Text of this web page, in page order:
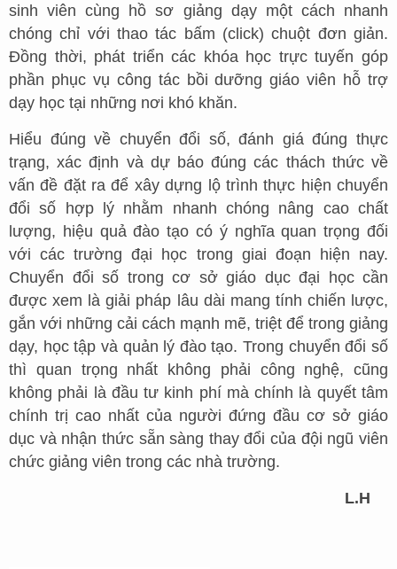
sinh viên cùng hồ sơ giảng dạy một cách nhanh
chóng chỉ với thao tác bấm (click) chuột đơn giản.
Đồng thời, phát triển các khóa học trực tuyến góp
phần phục vụ công tác bồi dưỡng giáo viên hỗ trợ
dạy học tại những nơi khó khăn.
Hiểu đúng về chuyển đổi số, đánh giá đúng thực
trạng, xác định và dự báo đúng các thách thức về
vấn đề đặt ra để xây dựng lộ trình thực hiện chuyển
đổi số hợp lý nhằm nhanh chóng nâng cao chất
lượng, hiệu quả đào tạo có ý nghĩa quan trọng đối
với các trường đại học trong giai đoạn hiện nay.
Chuyển đổi số trong cơ sở giáo dục đại học cần
được xem là giải pháp lâu dài mang tính chiến lược,
gắn với những cải cách mạnh mẽ, triệt để trong giảng
dạy, học tập và quản lý đào tạo. Trong chuyển đổi số
thì quan trọng nhất không phải công nghệ, cũng
không phải là đầu tư kinh phí mà chính là quyết tâm
chính trị cao nhất của người đứng đầu cơ sở giáo
dục và nhận thức sẵn sàng thay đổi của đội ngũ viên
chức giảng viên trong các nhà trường.
L.H